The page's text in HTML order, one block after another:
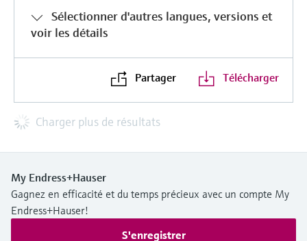
Sélectionner d'autres langues, versions et
voir les détails
Partager Télécharger
Charger plus de résultats
My Endress+Hauser
Gagnez en efficacité et du temps précieux avec un compte My
Endress+Hauser!
S'enregistrer